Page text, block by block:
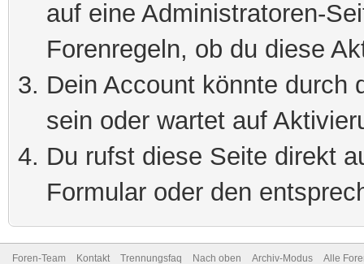
auf eine Administratoren-
Forenregeln, ob du diese
Dein Account könnte durch
sein oder wartet auf
Du rufst diese Seite direkt
Formular oder den
Foren-Team Kontakt Trennungsfaq Nach oben Archiv-Modus Alle